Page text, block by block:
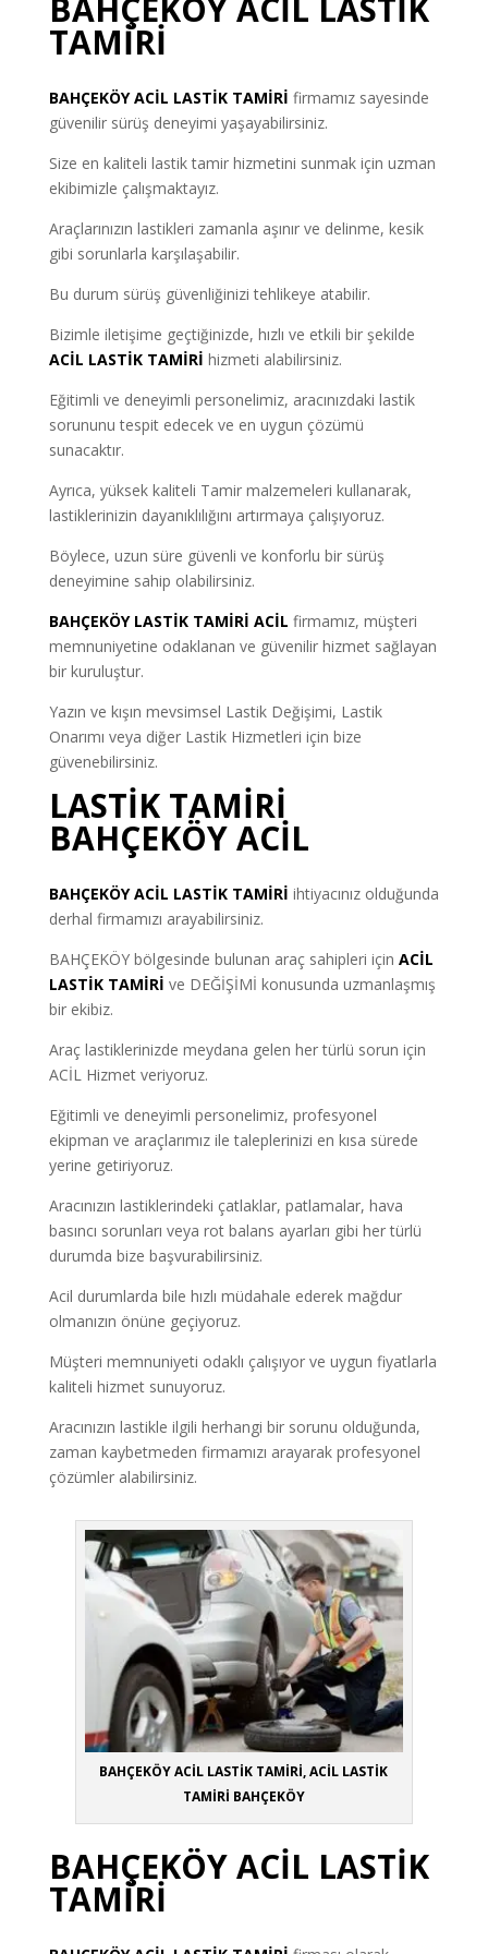
BAHÇEKÖY ACİL LASTİK
TAMİRİ
BAHÇEKÖYACİL LASTİK TAMİRİ firmamız sayesinde
güvenilir sürüş deneyimi yaşayabilirsiniz.
Size en kaliteli lastik tamir hizmetini sunmak için uzman
ekibimizle çalışmaktayız.
Araçlarınızın lastikleri zamanla aşınır ve delinme, kesik
gibi sorunlarla karşılaşabilir.
Bu durum sürüş güvenliğinizi tehlikeye atabilir.
Bizimle iletişime geçtiğinizde, hızlı ve etkili bir şekilde
ACİL LASTİK TAMİRİ hizmeti alabilirsiniz.
Eğitimli ve deneyimli personelimiz, aracınızdaki lastik
sorununu tespit edecek ve en uygun çözümü
sunacaktır.
Ayrıca, yüksek kaliteli Tamir malzemeleri kullanarak,
lastiklerinizin dayanıklılığını artırmaya çalışıyoruz.
Böylece, uzun süre güvenli ve konforlu bir sürüş
deneyimine sahip olabilirsiniz.
BAHÇEKÖY LASTİK TAMİRİ ACİL firmamız, müşteri
memnuniyetine odaklanan ve güvenilir hizmet sağlayan
bir kuruluştur.
Yazın ve kışın mevsimsel Lastik Değişimi, Lastik
Onarımı veya diğer Lastik Hizmetleri için bize
güvenebilirsiniz.
LASTİK TAMİRİ
BAHÇEKÖY ACİL
BAHÇEKÖY ACİL LASTİK TAMİRİ ihtiyacınız olduğunda
derhal firmamızı arayabilirsiniz.
BAHÇEKÖY bölgesinde bulunan araç sahipleri için ACİL
LASTİK TAMİRİ ve DEĞİŞİMİ konusunda uzmanlaşmış
bir ekibiz.
Araç lastiklerinizde meydana gelen her türlü sorun için
ACİL Hizmet veriyoruz.
Eğitimli ve deneyimli personelimiz, profesyonel
ekipman ve araçlarımız ile taleplerinizi en kısa sürede
yerine getiriyoruz.
Aracınızın lastiklerindeki çatlaklar, patlamalar, hava
basıncı sorunları veya rot balans ayarları gibi her türlü
durumda bize başvurabilirsiniz.
Acil durumlarda bile hızlı müdahale ederek mağdur
olmanızın önüne geçiyoruz.
Müşteri memnuniyeti odaklı çalışıyor ve uygun fiyatlarla
kaliteli hizmet sunuyoruz.
Aracınızın lastikle ilgili herhangi bir sorunu olduğunda,
zaman kaybetmeden firmamızı arayarak profesyonel
çözümler alabilirsiniz.
BAHÇEKÖY ACİL LASTİK TAMİRİ, ACİL LASTİK
TAMİRİ BAHÇEKÖY
BAHÇEKÖY ACİL LASTİK
TAMİRİ